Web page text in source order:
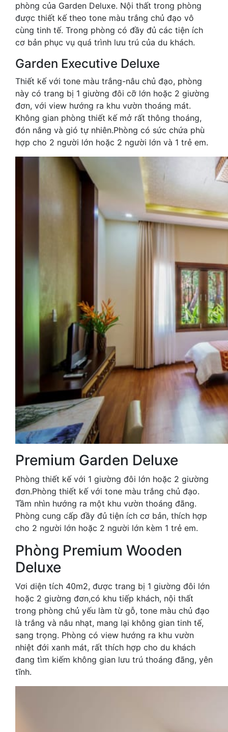
phòng của Garden Deluxe. Nội thất trong phòng
được thiết kế theo tone màu trắng chủ đạo vô
cùng tinh tế. Trong phòng có đầy đủ các tiện ích
cơ bản phục vụ quá trình lưu trú của du khách.
Garden Executive Deluxe
Thiết kế với tone màu trắng-nâu chủ đạo, phòng
này có trang bị 1 giường đôi cỡ lớn hoặc 2 giường
đơn, với view hướng ra khu vườn thoáng mát.
Không gian phòng thiết kế mở rất thông thoáng,
đón nắng và gió tự nhiên.Phòng có sức chứa phù
hợp cho 2 người lớn hoặc 2 người lớn và 1 trẻ em.
Premium Garden Deluxe
Phòng thiết kế với 1 giường đôi lớn hoặc 2 giường
đơn.Phòng thiết kế với tone màu trắng chủ đạo.
Tầm nhìn hướng ra một khu vườn thoáng đãng.
Phòng cung cấp đầy đủ tiện ích cơ bản, thích hợp
cho 2 người lớn hoặc 2 người lớn kèm 1 trẻ em.
Phòng Premium Wooden
Deluxe
Vơi diện tích 40m2, được trang bị 1 giường đôi lớn
hoặc 2 giường đơn,có khu tiếp khách, nội thất
trong phòng chủ yếu làm từ gỗ, tone màu chủ đạo
là trắng và nâu nhạt, mang lại không gian tinh tế,
sang trọng. Phòng có view hướng ra khu vườn
nhiệt đới xanh mát, rất thích hợp cho du khách
đang tìm kiếm không gian lưu trú thoáng đãng, yên
tĩnh.